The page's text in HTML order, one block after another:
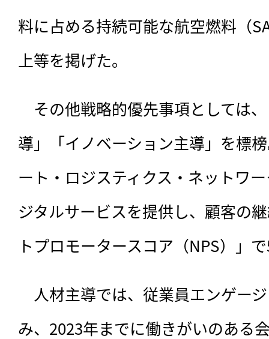
料に占める持続可能な航空燃料（
上等を掲げた。
その他戦略的優先事項としては
導」「イノベーション主導」を標
ート・ロジスティクス・ネットワ
ジタルサービスを提供し、顧客の
トプロモータースコア（NPS）」
人材主導では、従業員エンゲー
み、2023年までに働きがいのある